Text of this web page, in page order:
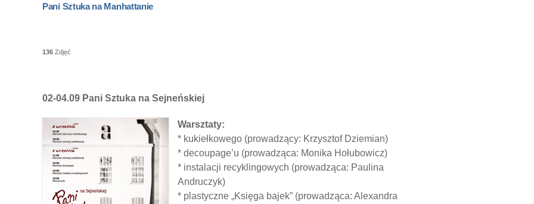
Pani Sztuka na Manhattanie
136 Zdjęć
02-04.09 Pani Sztuka na Sejneńskiej
Warsztaty:
* kukiełkowego (prowadzący: Krzysztof Dziemian)
* decoupage’u (prowadząca: Monika Hołubowicz)
* instalacji recyklingowych (prowadząca: Paulina
Andruczyk)
* plastyczne „Księga bajek” (prowadząca: Alexandra